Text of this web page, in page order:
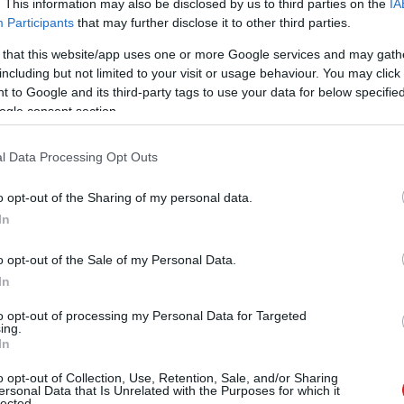
This information may also be disclosed by us to third parties on the
Participants that may further disclose it to other third parties.
that this website/app uses one or more Google services and may
but not limited to your visit or usage behaviour. You may
to Google and its third-party tags to use your data for below
consent section.
Data Processing Opt Outs
opt-out of the Sharing of my personal data.
opt-out of the Sale of my Personal Data.
opt-out of processing my Personal Data for Targeted
opt-out of Collection, Use, Retention, Sale, and/or Sharing
Data that Is Unrelated with the Purposes for which it
indít a Microsoft
például a Windows Phone 7 és a
megismerkedhetnek a C#
meg a Microsoft NyáriIskola elnevezésű
összesen 11 kurzus indul, az egyhetes képzések